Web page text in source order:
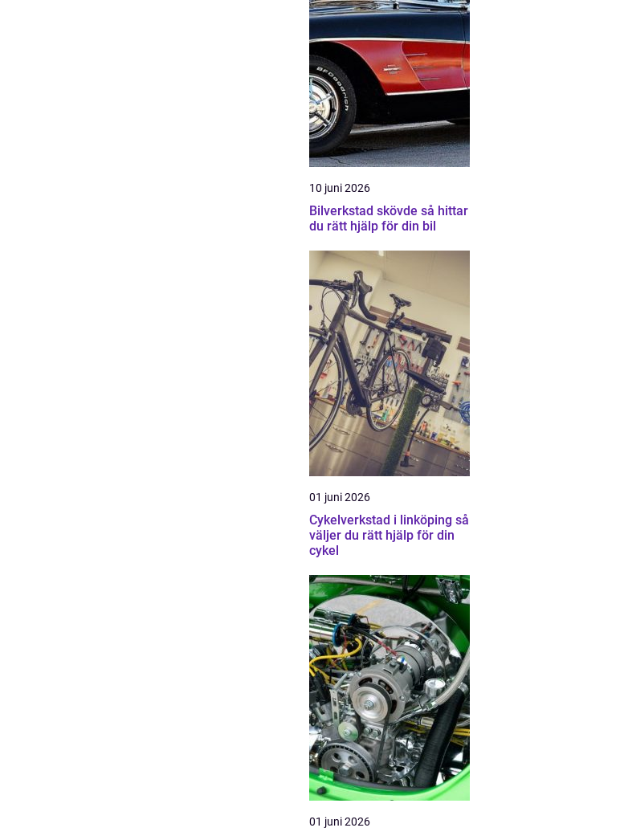
10 juni 2026
Bilverkstad skövde så hittar
du rätt hjälp för din bil
01 juni 2026
Cykelverkstad i linköping så
väljer du rätt hjälp för din
cykel
01 juni 2026